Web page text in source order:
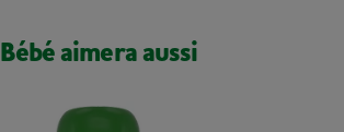
Bébé aimera aussi